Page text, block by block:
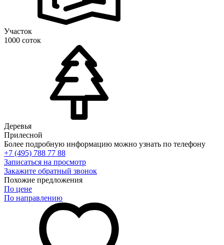
Участок
1000 соток
Деревья
Прилесной
Более подробную информацию можно узнать по телефону
+7 (495) 788 77 88
Записаться на просмотр
Закажите обратный звонок
Похожие предложения
По цене
По направлению